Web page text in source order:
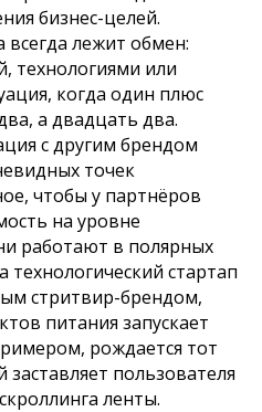
бизнес-целей.
всегда лежит обмен:
технологиями или
когда один плюс
а двадцать два.
с другим брендом
точек
чтобы у партнёров
на уровне
работают в полярных
технологический стартап
стритвир-брендом,
питания запускает
рождается тот
пользователя
ленты.